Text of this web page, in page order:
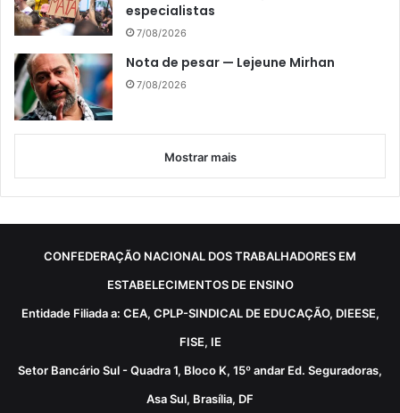
especialistas
7/08/2026
Nota de pesar — Lejeune Mirhan
7/08/2026
Mostrar mais
CONFEDERAÇÃO NACIONAL DOS TRABALHADORES EM
ESTABELECIMENTOS DE ENSINO
Entidade Filiada a: CEA, CPLP-SINDICAL DE EDUCAÇÃO, DIEESE,
FISE, IE
Setor Bancário Sul - Quadra 1, Bloco K, 15º andar Ed. Seguradoras,
Asa Sul, Brasília, DF